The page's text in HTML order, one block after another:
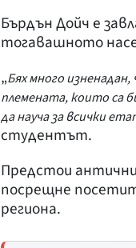
Бърдън Дойч е
тогавашното
„Бях много
племената, които са
да науча за всички
студентът.
Предстои
посрещне
региона.